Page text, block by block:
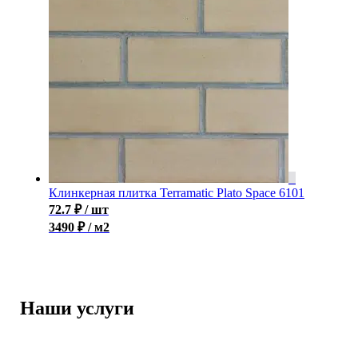
Клинкерная плитка Terramatic Plato Space 6101
72.7 ₽ / шт
3490 ₽ / м2
Наши услуги